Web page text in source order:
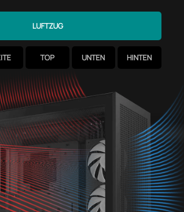
LUFTZUG
TOP UNTEN HINTEN